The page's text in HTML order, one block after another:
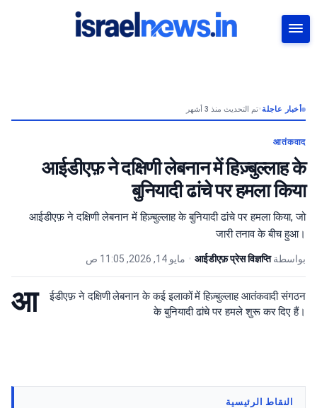
أخبار عاجلة•تم التحديث منذ 3 أشهر
आतंकवाद
आईडीएफ़ ने दक्षिणी लेबनान में हिज़्बुल्लाह के
बुनियादी ढांचे पर हमला किया
आईडीएफ़ ने दक्षिणी लेबनान में हिज़्बुल्लाह के बुनियादी ढांचे पर हमला किया, जो
जारी तनाव के बीच हुआ।
بواسطةआईडीएफ़ प्रेस विज्ञप्ति
• مايو 14, 2026, 11:05 ص
आ
ईडीएफ़ ने दक्षिणी लेबनान के कई इलाकों में हिज़्बुल्लाह आतंकवादी संगठन
के बुनियादी ढांचे पर हमले शुरू कर दिए हैं।
النقاط الرئيسية